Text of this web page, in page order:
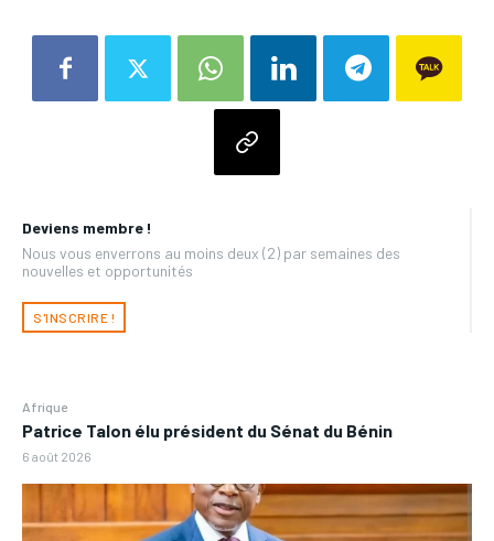
Deviens membre !
Nous vous enverrons au moins deux (2) par semaines des
nouvelles et opportunités
S'INSCRIRE !
Afrique
Patrice Talon élu président du Sénat du Bénin
6 août 2026